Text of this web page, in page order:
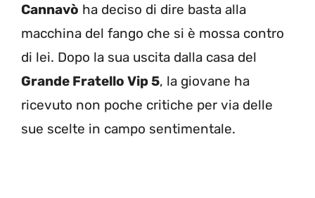
Cannavò ha deciso di dire basta alla
macchina del fango che si è mossa contro
di lei. Dopo la sua uscita dalla casa del
Grande Fratello Vip 5, la giovane ha
ricevuto non poche critiche per via delle
sue scelte in campo sentimentale.